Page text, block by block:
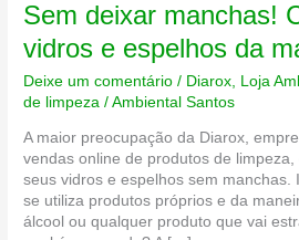
Sem deixar manchas!
vidros e espelhos da
Deixe um comentário / Diarox Loja
de limpeza /Ambiental Santos
A maior preocupação da Diarox,
vendas online de produtos de
seus vidros e espelhos sem manchas.
se utiliza produtos próprios e da
álcool ou qualquer produto que vai